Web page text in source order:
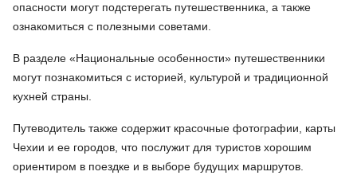
опасности могут подстерегать путешественника, а также
ознакомиться с полезными советами.
В разделе «Национальные особенности» путешественники
могут познакомиться с историей, культурой и традиционной
кухней страны.
Путеводитель также содержит красочные фотографии, карты
Чехии и ее городов, что послужит для туристов хорошим
ориентиром в поездке и в выборе будущих маршрутов.